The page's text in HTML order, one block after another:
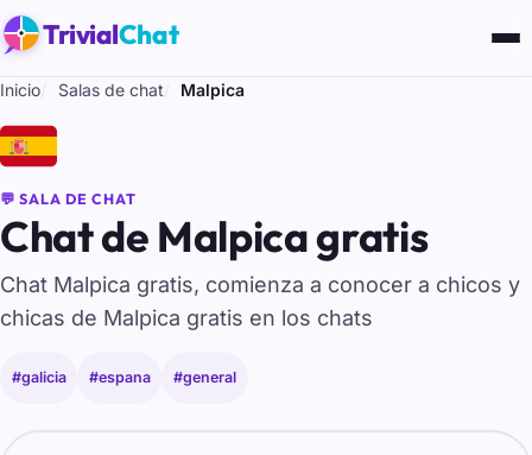
TrivialChat
Inicio Salas de chat Malpica
🇪🇸
💬 SALA DE CHAT
Chat de Malpica gratis
Chat Malpica gratis, comienza a conocer a chicos y
chicas de Malpica gratis en los chats
#galicia #espana #general